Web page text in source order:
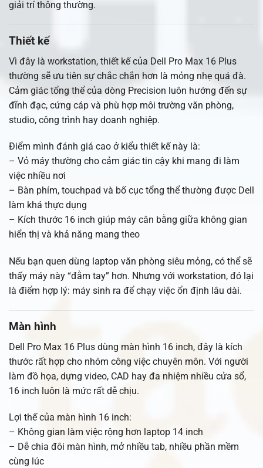
giải trí thông thường.
Thiết kế
Vì đây là workstation, thiết kế của Dell Pro Max 16 Plus
thường sẽ ưu tiên sự chắc chắn hơn là mỏng nhẹ quá đà.
Cảm giác tổng thể của dòng Precision luôn hướng đến sự
đĩnh đạc, cứng cáp và phù hợp môi trường văn phòng,
studio, công trình hay doanh nghiệp.
Điểm mình đánh giá cao ở kiểu thiết kế này là:
– Vỏ máy thường cho cảm giác tin cậy khi mang đi làm
việc nhiều nơi
– Bàn phím, touchpad và bố cục tổng thể thường được Dell
làm khá thực dụng
– Kích thước 16 inch giúp máy cân bằng giữa không gian
hiển thị và khả năng mang theo
Nếu bạn quen dùng laptop văn phòng siêu mỏng, có thể sẽ
thấy máy này “đằm tay” hơn. Nhưng với workstation, đó lại
là điểm hợp lý: máy sinh ra để chạy việc ổn định lâu dài.
Màn hình
Dell Pro Max 16 Plus dùng màn hình 16 inch, đây là kích
thước rất hợp cho nhóm công việc chuyên môn. Với người
làm đồ họa, dựng video, CAD hay đa nhiệm nhiều cửa sổ,
16 inch luôn là mức rất dễ chịu.
Lợi thế của màn hình 16 inch:
– Không gian làm việc rộng hơn laptop 14 inch
– Dễ chia đôi màn hình, mở nhiều tab, nhiều phần mềm
cùng lúc